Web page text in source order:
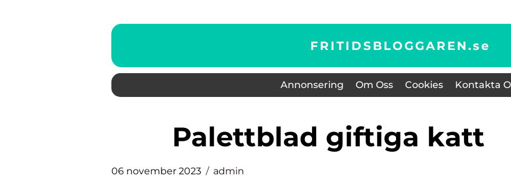
FRITIDSBLOGGAREN.se
Annonsering Om Oss Cookies Kontakta
palettblad giftiga katt
06 november 2023 admin